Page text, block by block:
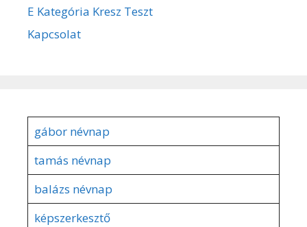
E Kategória Kresz Teszt
Kapcsolat
gábor névnap
tamás névnap
balázs névnap
képszerkesztő